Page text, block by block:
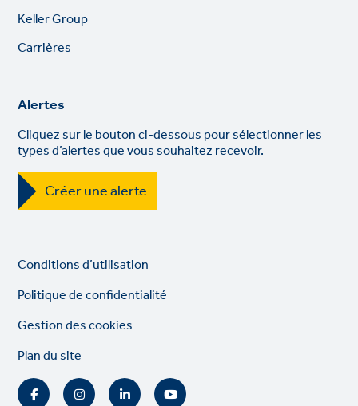
Footer
Keller Group
Carrières
Alertes
Cliquez sur le bouton ci-dessous pour sélectionner les
types d’alertes que vous souhaitez recevoir.
Créer une alerte
Legal
links
Conditions d’utilisation
Politique de confidentialité
Gestion des cookies
Plan du site